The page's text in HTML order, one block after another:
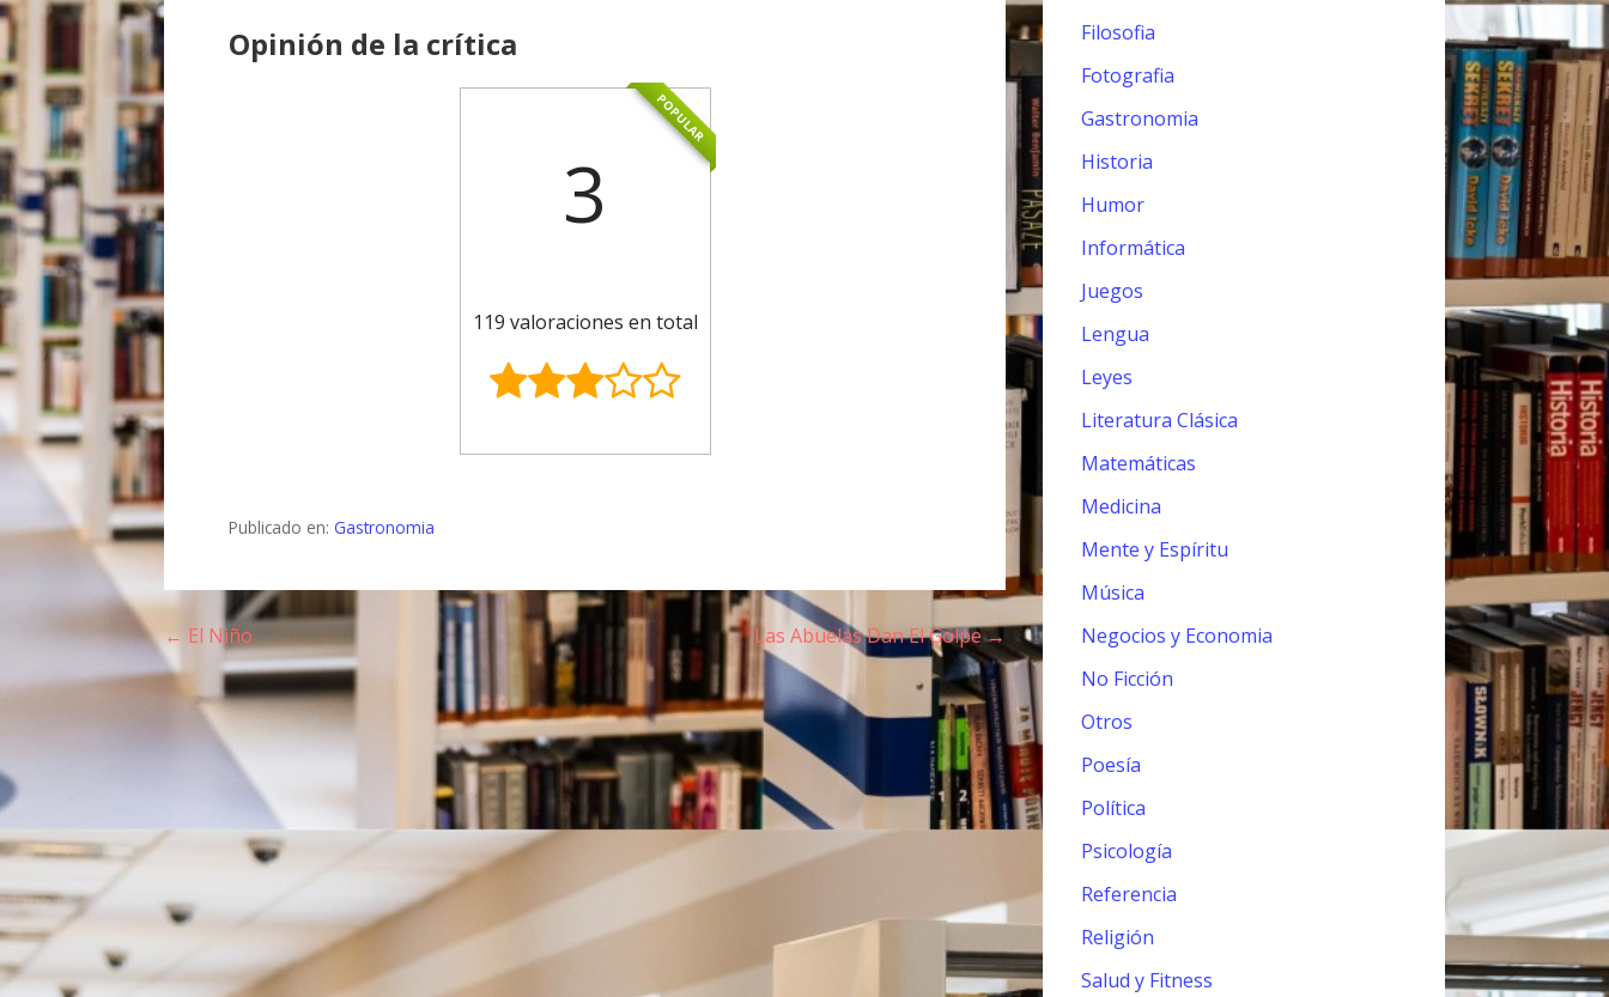
Opinión de la crítica
POPULAR
3
119 valoraciones en total
Publicado en: Gastronomia
N
a
v
a
c
← El Niño Las Abuelas Dan El Golpe →
Filosofia
Fotografia
Gastronomia
Historia
Humor
Informática
Juegos
Lengua
Leyes
Literatura Clásica
Matemáticas
Medicina
Mente y Espíritu
Música
Negocios y Economia
No Ficción
Otros
Poesía
Política
Psicología
Referencia
Religión
Salud y Fitness